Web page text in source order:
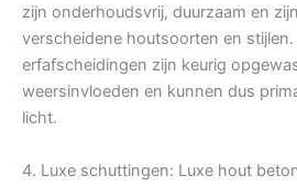
zijn onderhoudsvrij, duurzaam en
verscheidene houtsoorten en
erfafscheidingen zijn keurig
weersinvloeden en kunnen dus
licht.
4. Luxe schuttingen: Luxe hout